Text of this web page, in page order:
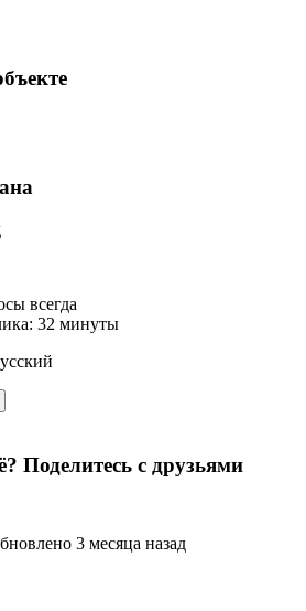
всегда
32 минуты
Поделитесь с друзьями
3 месяца назад